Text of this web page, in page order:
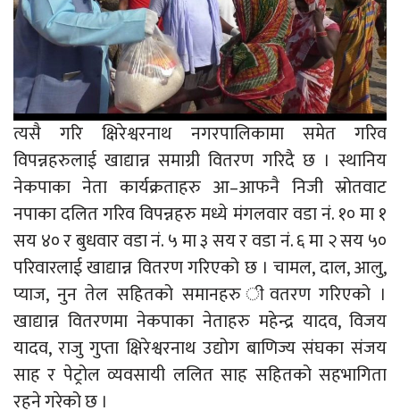
त्यसै गरि क्षिरेश्वरनाथ नगरपालिकामा समेत गरिव
विपन्नहरुलाई खाद्यान्न समाग्री वितरण गरिदै छ । स्थानिय
नेकपाका नेता कार्यक्रताहरु आ–आफनै निजी स्रोतवाट
नपाका दलित गरिव विपन्नहरु मध्ये मंगलवार वडा नं. १० मा १
सय ४० र बुधवार वडा नं. ५ मा ३ सय र वडा नं. ६ मा २ सय ५०
परिवारलाई खाद्यान्न वितरण गरिएको छ । चामल, दाल, आलु,
प्याज, नुन तेल सहितको समानहरु ीवतरण गरिएको ।
खाद्यान्न वितरणमा नेकपाका नेताहरु महेन्द्र यादव, विजय
यादव, राजु गुप्ता क्षिरेश्वरनाथ उद्योग बाणिज्य संघका संजय
साह र पेट्रोल व्यवसायी ललित साह सहितको सहभागिता
रहने गरेको छ ।